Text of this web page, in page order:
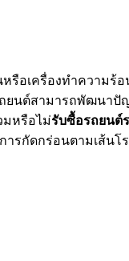
รือเครื่องทำความ
ต์สามารถพัฒนาปั
มหรือไม่รับซื้อรถยนต์
ารกัดกร่อนตามเส้